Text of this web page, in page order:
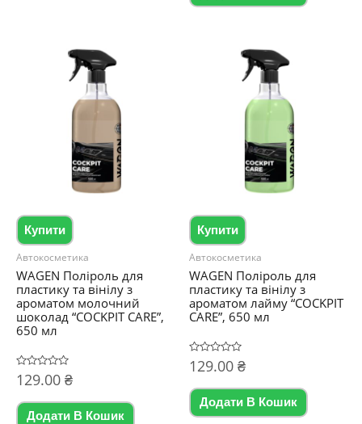
Купити
Автокосметика
WAGEN Поліроль для
пластику та вінілу з
ароматом молочний
шоколад “COCKPIT CARE”,
650 мл
Оцінено
в
з
129.00 ₴
Додати В Кошик
Купити
Автокосметика
WAGEN Поліроль для
пластику та вінілу з
ароматом лайму “COCKPIT
CARE”, 650 мл
Оцінено
в
з
129.00 ₴
Додати В Кошик